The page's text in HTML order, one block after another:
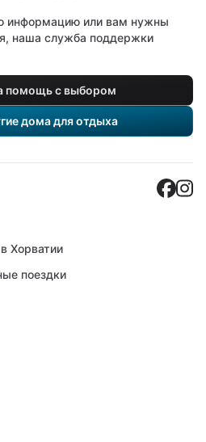
информацию или вам нужны
наша служба поддержки
помощь с выбором
дома для отдыха
Хорватии
поездки